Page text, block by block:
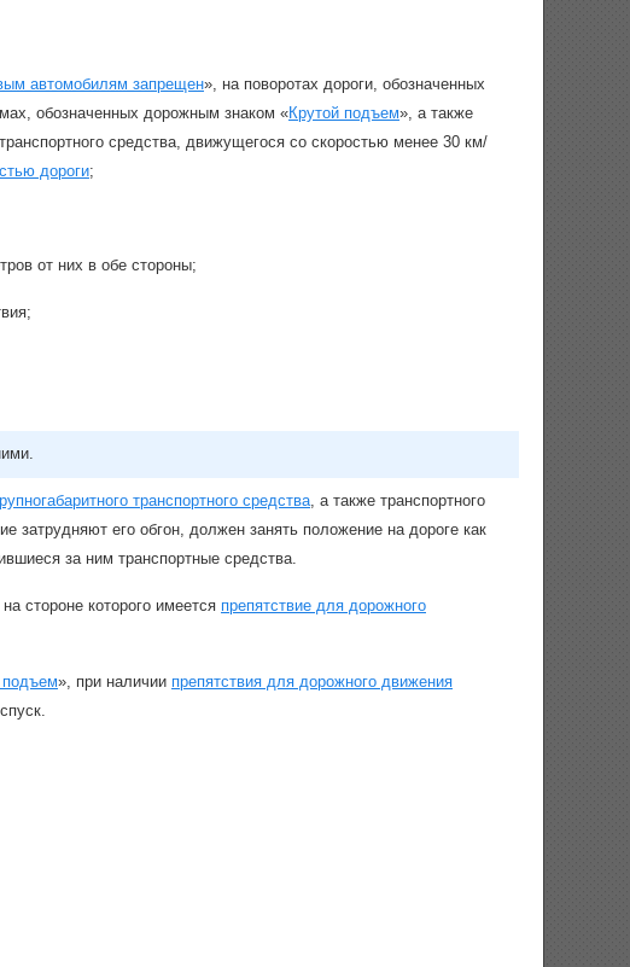
автомобилям запрещен», на поворотах дороги, обозначенных
обозначенных дорожным знаком «Крутой подъем», а также
средства, движущегося со скоростью менее 30 км/
дороги;
от них в обе стороны;
транспортного средства, а также транспортного
затрудняют его обгон, должен занять положение на дороге как
за ним транспортные средства.
стороне которого имеется препятствие для дорожного
подъем», при наличии препятствия для дорожного движения